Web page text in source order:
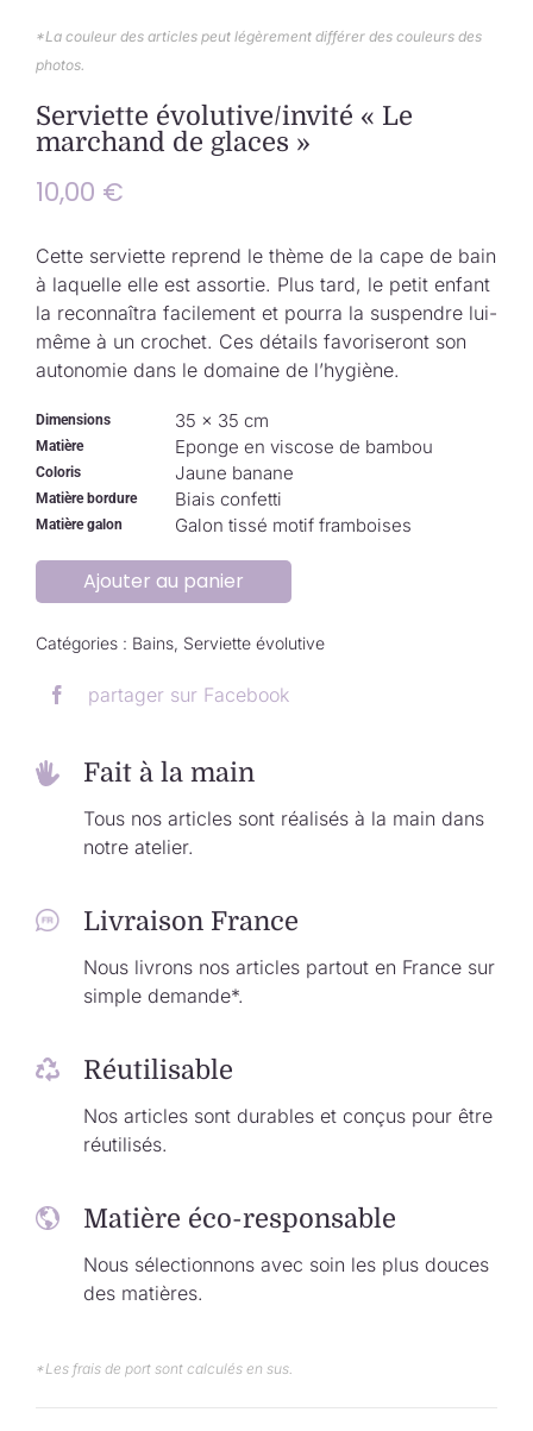
Nous contacter
*La couleur des articles peut légèrement différer des couleurs des
photos.
Serviette évolutive/invité « Le
marchand de glaces »
10,00 €
Cette serviette reprend le thème de la cape de bain
à laquelle elle est assortie. Plus tard, le petit enfant
la reconnaîtra facilement et pourra la suspendre lui-
même à un crochet. Ces détails favoriseront son
autonomie dans le domaine de l’hygiène.
Dimensions 35 × 35 cm
Matière Eponge en viscose de bambou
Coloris Jaune banane
Matière bordure Biais confetti
Matière galon Galon tissé motif framboises
Ajouter au panier
Catégories : Bains, Serviette évolutive
partager sur Facebook
Fait à la main
Tous nos articles sont réalisés à la main dans
notre atelier.
Livraison France
Nous livrons nos articles partout en France sur
simple demande*.
Réutilisable
Nos articles sont durables et conçus pour être
réutilisés.
Matière éco-responsable
Nous sélectionnons avec soin les plus douces
des matières.
*Les frais de port sont calculés en sus.